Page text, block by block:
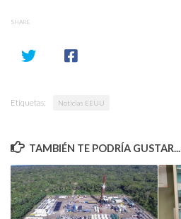
SHARE
Etiquetas: Noticias EEUU
TAMBIÉN TE PODRÍA GUSTAR...